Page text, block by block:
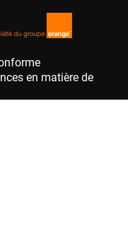
en matière de